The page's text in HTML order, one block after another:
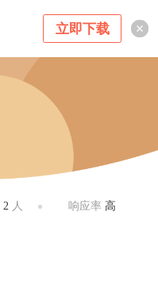
立即下载
2 人 响应率高